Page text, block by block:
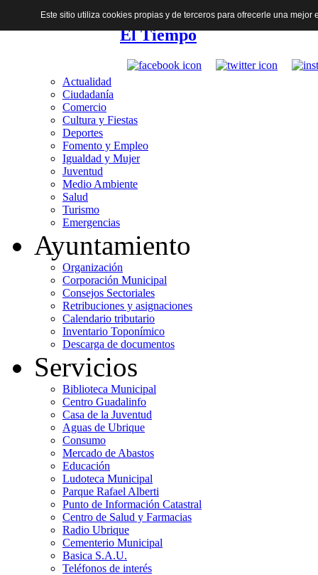
El Tiempo
Actualidad
Ciudadanía
Comercio
Cultura y Fiestas
Deportes
Fomento y Empleo
Igualdad y Mujer
Juventud
Medio Ambiente
Salud
Turismo
Emergencias
Ayuntamiento
Organización
Corporación Municipal
Consejos Sectoriales
Retribuciones y asignaciones
Calendario tributario
Inventario Toponímico
Descarga de documentos
Servicios
Biblioteca Municipal
Centro Guadalinfo
Casa de la Juventud
Aguas de Ubrique
Consumo
Mercado de Abastos
Educación
Ludoteca Municipal
Parque Rafael Alberti
Punto de Información Catastral
Centro de Salud y Farmacias
Radio Ubrique
Cementerio Municipal
Basica S.A.U.
Teléfonos de interés
Este sitio utiliza cookies propias y de terceros para ofrecerle una